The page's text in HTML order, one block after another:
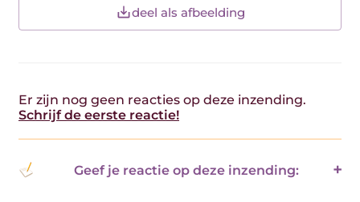
deel als afbeelding
Er zijn nog geen reacties op deze inzending.
Schrijf de eerste reactie!
Geef je reactie op deze inzending: